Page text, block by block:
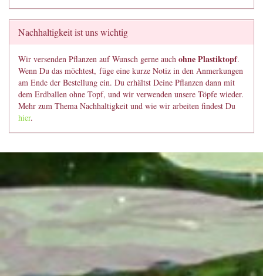
Nachhaltigkeit ist uns wichtig
Wir versenden Pflanzen auf Wunsch gerne auch ohne Plastiktopf.
Wenn Du das möchtest, füge eine kurze Notiz in den Anmerkungen
am Ende der Bestellung ein. Du erhältst Deine Pflanzen dann mit
dem Erdballen ohne Topf, und wir verwenden unsere Töpfe wieder.
Mehr zum Thema Nachhaltigkeit und wie wir arbeiten findest Du
hier.